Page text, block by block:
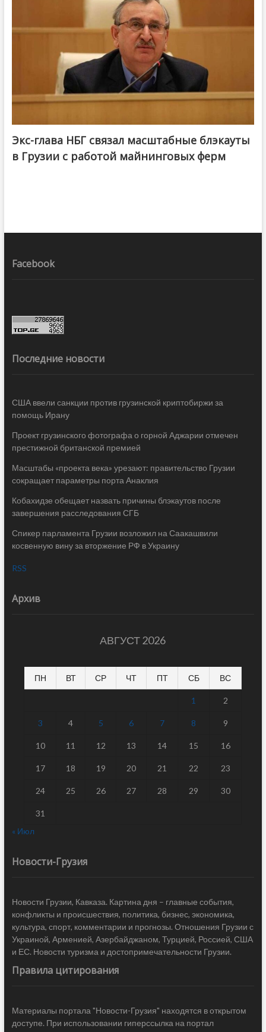
Экс-глава НБГ связал масштабные блэкауты
в Грузии с работой майнинговых ферм
Facebook
Последние новости
США ввели санкции против грузинской криптобиржи за
помощь Ирану
Проект грузинского фотографа о горной Аджарии отмечен
престижной британской премией
Масштабы «проекта века» урезают: правительство Грузии
сокращает параметры порта Анаклия
Кобахидзе обещает назвать причины блэкаутов после
завершения расследования СГБ
Спикер парламента Грузии возложил на Саакашвили
косвенную вину за вторжение РФ в Украину
RSS
Архив
АВГУСТ 2026
ПН ВТ СР ЧТ ПТ СБ ВС
1 2
3 4 5 6 7 8 9
10 11 12 13 14 15 16
17 18 19 20 21 22 23
24 25 26 27 28 29 30
31
« Июл
Новости-Грузия
Новости Грузии, Кавказа. Картина дня – главные события,
конфликты и происшествия, политика, бизнес, экономика,
культура, спорт, комментарии и прогнозы. Отношения Грузии с
Украиной, Арменией, Азербайджаном, Турцией, Россией, США
и ЕС. Новости туризма и достопримечательности Грузии.
Правила цитирования
Материалы портала "Новости-Грузия" находятся в открытом
доступе. При использовании гиперссылка на портал